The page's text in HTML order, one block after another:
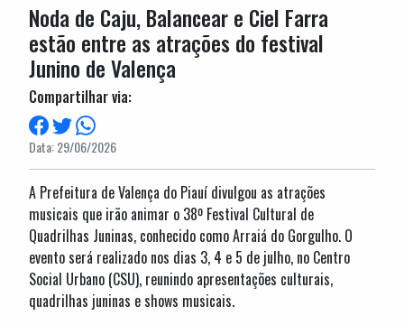
Noda de Caju, Balancear e Ciel Farra
estão entre as atrações do festival
Junino de Valença
Compartilhar via:
Data: 29/06/2026
A Prefeitura de Valença do Piauí divulgou as atrações
musicais que irão animar o 38º Festival Cultural de
Quadrilhas Juninas, conhecido como Arraiá do Gorgulho. O
evento será realizado nos dias 3, 4 e 5 de julho, no Centro
Social Urbano (CSU), reunindo apresentações culturais,
quadrilhas juninas e shows musicais.